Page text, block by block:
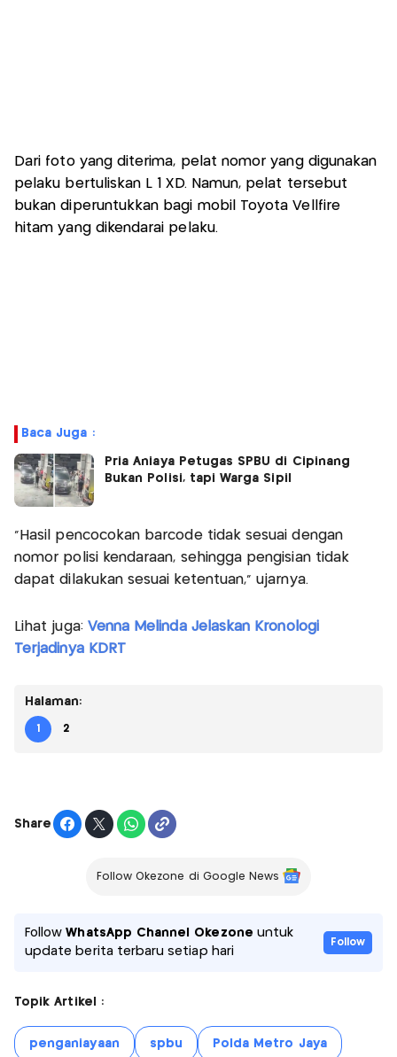
Dari foto yang diterima, pelat nomor yang digunakan
pelaku bertuliskan L 1 XD. Namun, pelat tersebut
bukan diperuntukkan bagi mobil Toyota Vellfire
hitam yang dikendarai pelaku.
Baca Juga :
Pria Aniaya Petugas SPBU di Cipinang
Bukan Polisi, tapi Warga Sipil
"Hasil pencocokan barcode tidak sesuai dengan
nomor polisi kendaraan, sehingga pengisian tidak
dapat dilakukan sesuai ketentuan," ujarnya.
Lihat juga: Venna Melinda Jelaskan Kronologi
Terjadinya KDRT
Halaman:
1 2
Share
Follow Okezone di Google News
FollowWhatsApp Channel Okezone untuk
update berita terbaru setiap hari
Follow
Topik Artikel :
penganiayaan spbu Polda Metro Jaya